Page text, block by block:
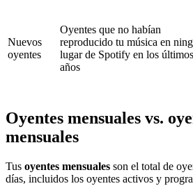
Nuevos
oyentes
Oyentes que no habían
reproducido tu música en
lugar de Spotify en los
años
Oyentes mensuales vs.
mensuales
Tus oyentes mensuales son el total de
días, incluidos los oyentes activos y